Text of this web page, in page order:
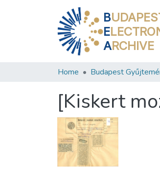
B
E
ARCHIVE
Home Budapest
[Kiskert